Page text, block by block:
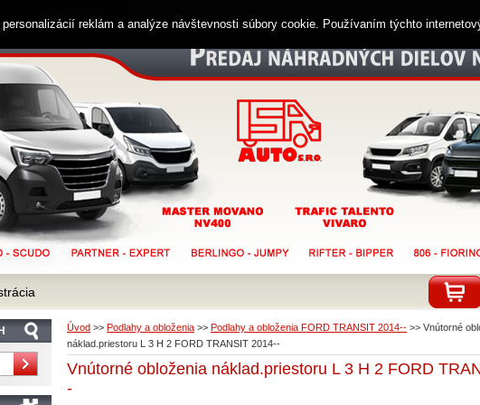
Úvod >> Podlahy a obloženia >> Podlahy a obloženia FORD TRANSIT 2014-- >> Vnútorné
náklad.priestoru L 3 H 2 FORD TRANSIT 2014--
Vnútorné obloženia náklad.priestoru L 3 H 2 FORD
-
482 reklám a analýze návštevnosti súbory cookie. Používaním týchto